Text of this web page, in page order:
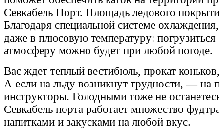
Севкабель Порт. Площадь ледового
Благодаря специальной системе
даже в плюсовую температуру:
атмосферу можно будет при любой погоде.
Вас ждет теплый вестибюль, прокат
А если на льду возникнут трудности, — на
инструкторы. Голодными тоже не
Севкабель порта работает множество
напитками и закусками на любой вкус.